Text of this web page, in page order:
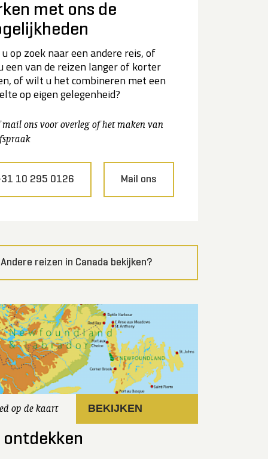
met ons de
op zoek naar een andere reis, of
een van de reizen langer of korter
of wilt u het combineren met een
op eigen gelegenheid?
mail ons voor overleg of het maken van
10 295 0126 Mail ons
Andere reizen in Canada bekijken?
op de kaart BEKIJKEN